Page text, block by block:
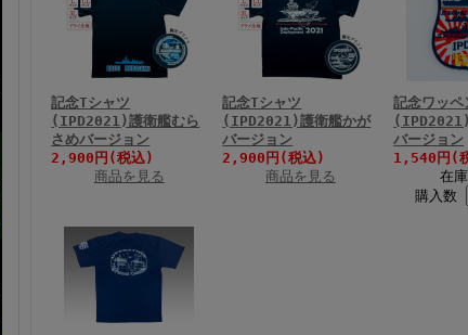
記念Tシャツ
(IPD2021)護衛艦むら
さめバージョン
2,900円(税込)
商品を見る
記念Tシャツ
(IPD2021)護衛艦かが
バージョン
2,900円(税込)
商品を見る
記念ワッペ
バージョン
1,540円(
在
購入数